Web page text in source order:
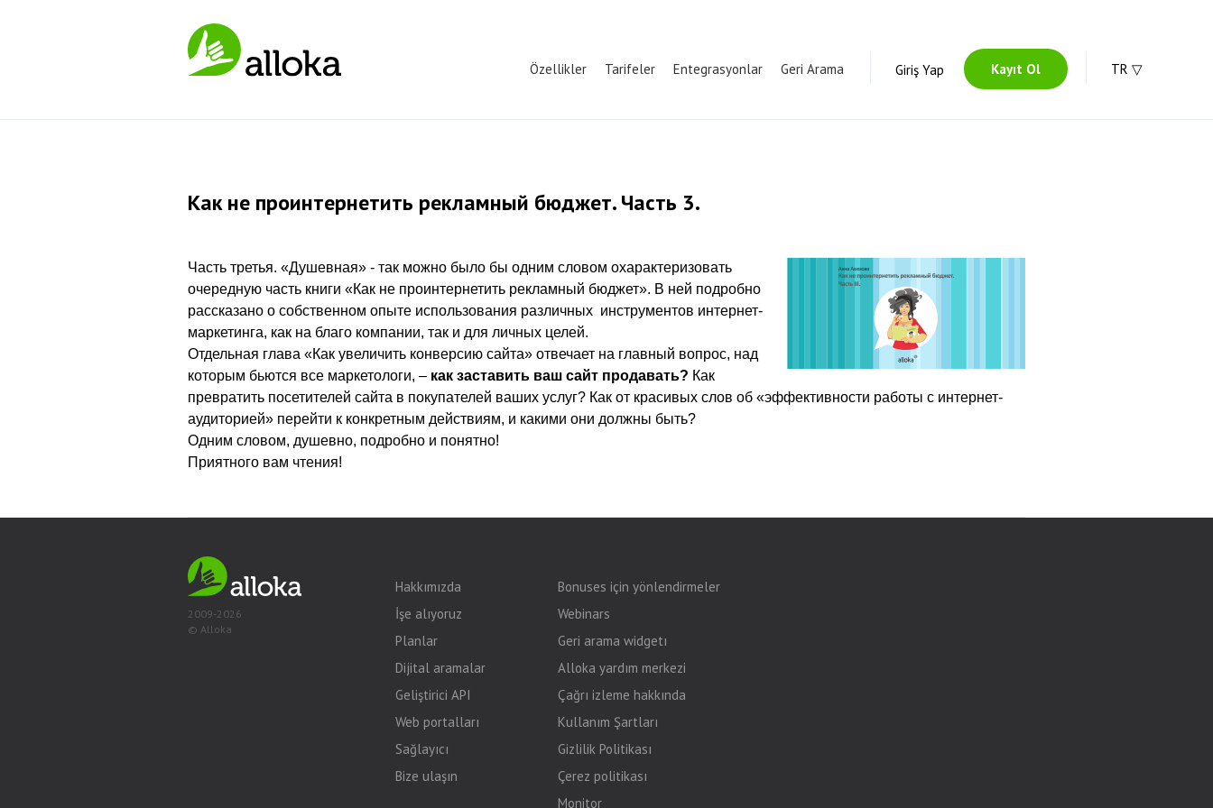
Özellikler Tarifeler Entegrasyonlar Geri Arama Giriş Yap Kayıt Ol TR
Как не проинтернетить рекламный бюджет. Часть 3.
Часть третья. «Душевная» - так можно было бы одним словом охарактеризовать
очередную часть книги «Как не проинтернетить рекламный бюджет». В ней подробно
рассказано о собственном опыте использования различных инструментов интернет-
маркетинга, как на благо компании, так и для личных целей.
Отдельная глава «Как увеличить конверсию сайта» отвечает на главный вопрос, над
которым бьются все маркетологи, – как заставить ваш сайт продавать? Как
превратить посетителей сайта в покупателей ваших услуг? Как от красивых слов об «эффективности работы с интернет-
аудиторией» перейти к конкретным действиям, и какими они должны быть?
Одним словом, душевно, подробно и понятно!
Приятного вам чтения!
2009-2026
© Alloka
Hakkımızda
İşe alıyoruz
Planlar
Dijital aramalar
Geliştirici API
Web portalları
Sağlayıcı
Bize ulaşın
Bonuses için yönlendirmeler
Webinars
Geri arama widgetı
Alloka yardım merkezi
Çağrı izleme hakkında
Kullanım Şartları
Gizlilik Politikası
Çerez politikası
Monitor